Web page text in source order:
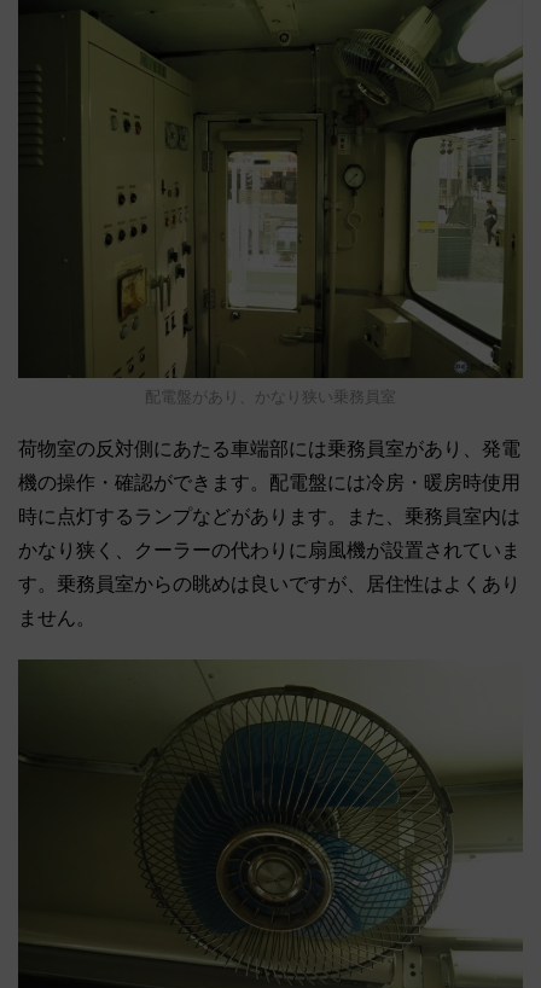
配電盤があり、かなり狭い乗務員室
荷物室の反対側にあたる車端部には乗務員室があり、発電
機の操作・確認ができます。配電盤には冷房・暖房時使用
時に点灯するランプなどがあります。また、乗務員室内は
かなり狭く、クーラーの代わりに扇風機が設置されていま
す。乗務員室からの眺めは良いですが、居住性はよくあり
ません。